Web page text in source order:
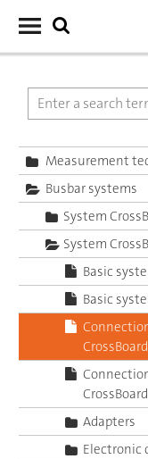
Measurement
Busbar systems
System
System
Basic
Basic
CrossBoard
CrossBoard
Adapters
Electronic